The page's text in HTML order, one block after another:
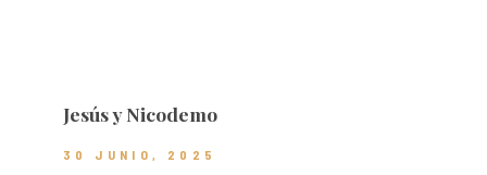
Jesús y Nicodemo
30 JUNIO, 2025